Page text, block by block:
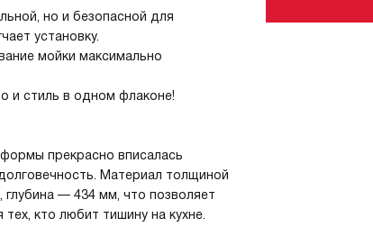
но и безопасной для
установку.
мойки максимально
и стиль в одном флаконе!
прекрасно вписалась
Материал толщиной
— 434 мм, что позволяет
кто любит тишину на кухне.